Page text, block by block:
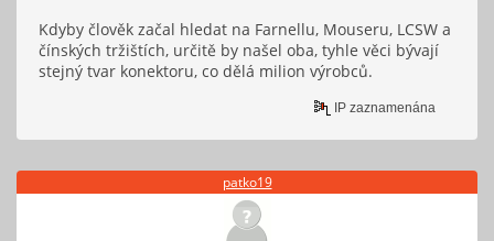
Kdyby člověk začal hledat na Farnellu, Mouseru, LCSW a
čínských tržištích, určitě by našel oba, tyhle věci bývají
stejný tvar konektoru, co dělá milion výrobců.
IP zaznamenána
patko19